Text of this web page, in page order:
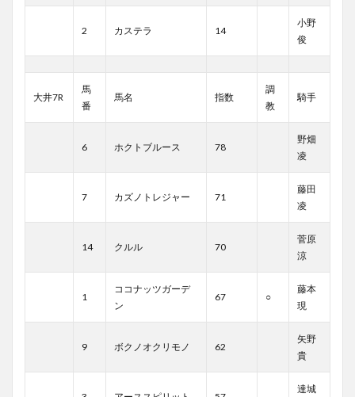
2 カステラ 14
小野
俊
大井7R
馬
番
馬名 指数
調
教
騎手
6 ホクトブルース 78
野畑
凌
7 カズノトレジャー 71
藤田
凌
14 クルル 70
菅原
涼
1
ココナッツガーデ
ン
67 ○
藤本
現
9 ボクノオクリモノ 62
矢野
貴
達城